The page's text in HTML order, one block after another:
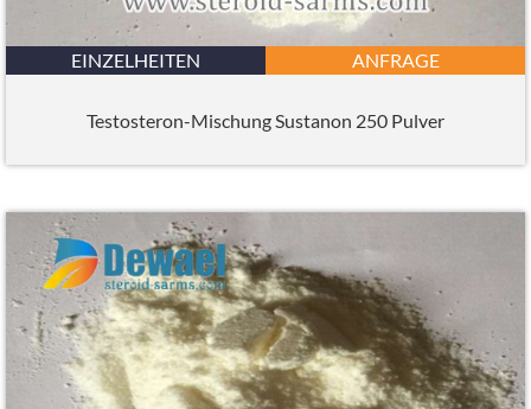
EINZELHEITEN ANFRAGE
Testosteron-Mischung Sustanon 250 Pulver